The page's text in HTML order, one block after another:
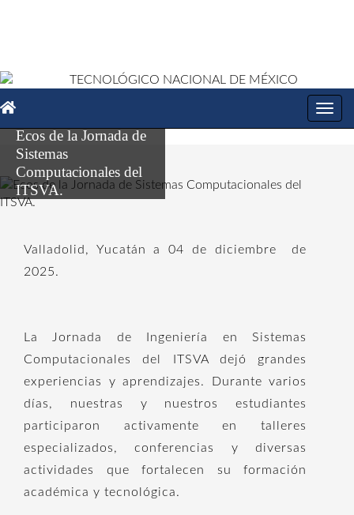
Ecos de la Jornada de
Sistemas
Computacionales del
ITSVA.
Valladolid, Yucatán a 04 de diciembre
de
2025.
La Jornada de Ingeniería en Sistemas
Computacionales del ITSVA dejó grandes
experiencias y aprendizajes. Durante varios
días, nuestras y nuestros estudiantes
participaron activamente en talleres
especializados, conferencias y diversas
actividades que fortalecen su formación
académica y tecnológica.